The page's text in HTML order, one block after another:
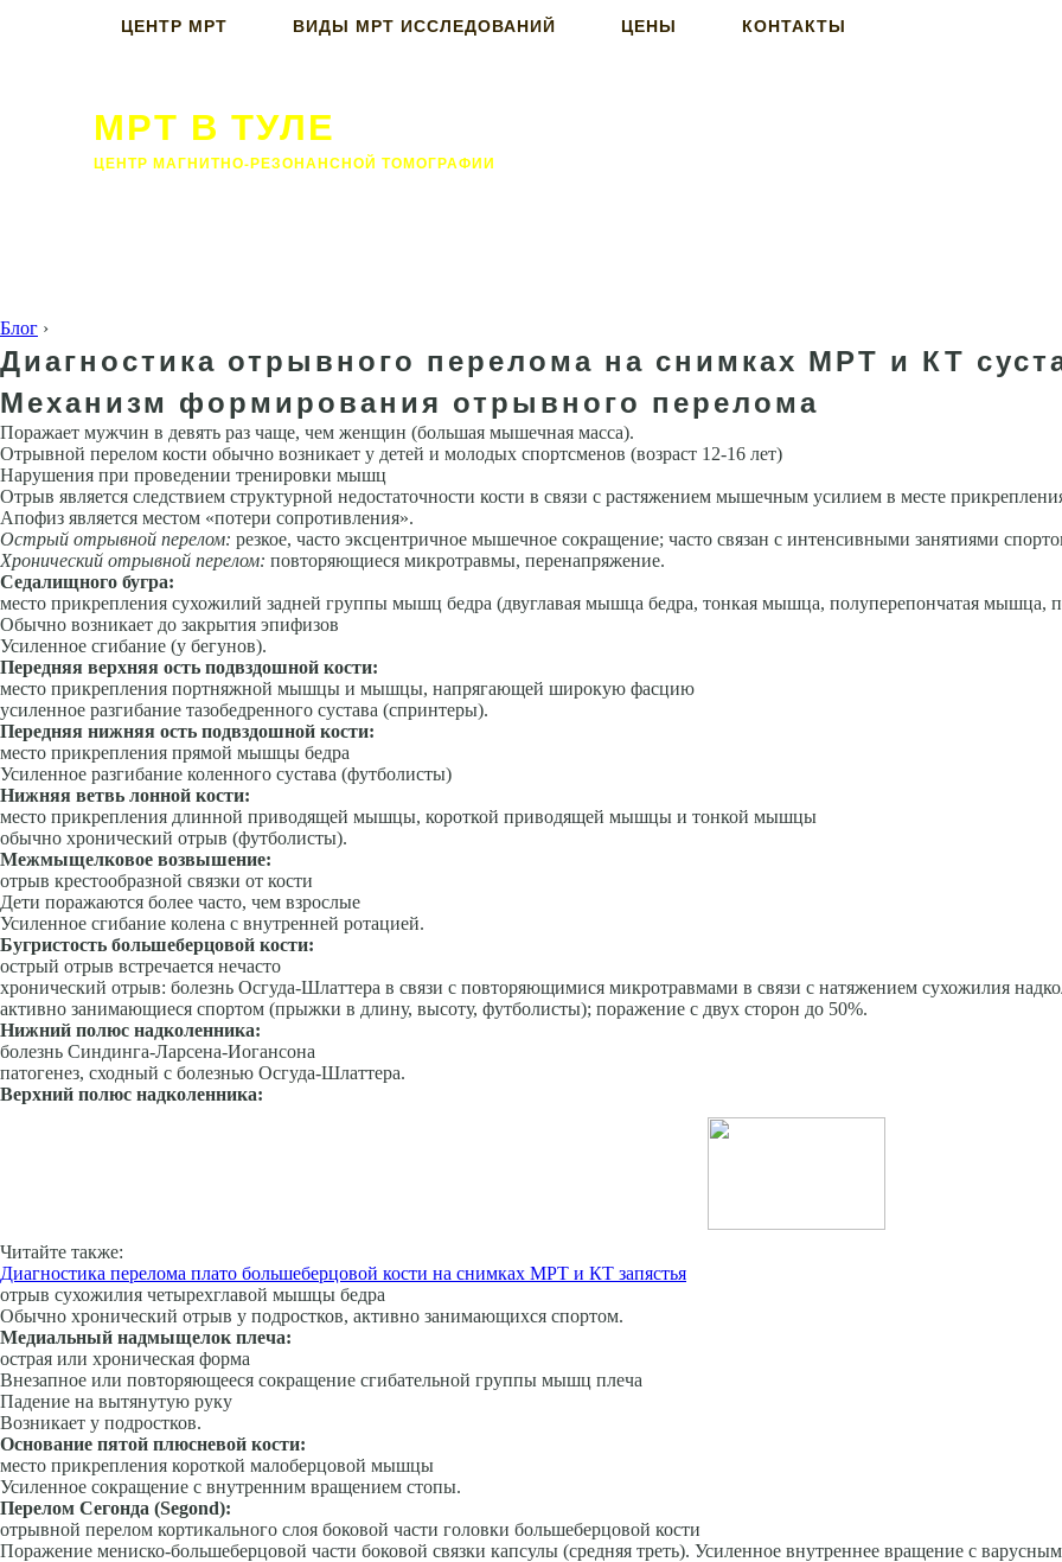
ЦЕНТР МРТ ВИДЫ МРТ ИССЛЕДОВАНИЙ ЦЕНЫ КОНТАКТЫ
МРТ В ТУЛЕ
ЦЕНТР МАГНИТНО-РЕЗОНАНСНОЙ ТОМОГРАФИИ
Блог ›
Диагностика отрывного перелома на снимках МРТ и КТ
Механизм формирования отрывного перелома
Поражает мужчин в девять раз чаще, чем женщин (большая мышечная масса).
Отрывной перелом кости обычно возникает у детей и молодых спортсменов (возраст 12-16 лет)
Нарушения при проведении тренировки мышц
Отрыв является следствием структурной недостаточности кости в связи с растяжением мышечным усилием в месте
Апофиз является местом «потери сопротивления».
Острый отрывной перелом: резкое, часто эксцентричное мышечное сокращение; часто связан с интенсивными занятиями
Хронический отрывной перелом: повторяющиеся микротравмы, перенапряжение.
Седалищного бугра:
место прикрепления сухожилий задней группы мышц бедра (двуглавая мышца бедра, тонкая мышца, полуперепончатая мышца,
Обычно возникает до закрытия эпифизов
Усиленное сгибание (у бегунов).
Передняя верхняя ость подвздошной кости:
место прикрепления портняжной мышцы и мышцы, напрягающей широкую фасцию
усиленное разгибание тазобедренного сустава (спринтеры).
Передняя нижняя ость подвздошной кости:
место прикрепления прямой мышцы бедра
Усиленное разгибание коленного сустава (футболисты)
Нижняя ветвь лонной кости:
место прикрепления длинной приводящей мышцы, короткой приводящей мышцы и тонкой мышцы
обычно хронический отрыв (футболисты).
Межмыщелковое возвышение:
отрыв крестообразной связки от кости
Дети поражаются более часто, чем взрослые
Усиленное сгибание колена с внутренней ротацией.
Бугристость большеберцовой кости:
острый отрыв встречается нечасто
хронический отрыв: болезнь Осгуда-Шлаттера в связи с повторяющимися микротравмами в связи с натяжением сухожилия
активно занимающиеся спортом (прыжки в длину, высоту, футболисты); поражение с двух сторон до 50%.
Нижний полюс надколенника:
болезнь Синдинга-Ларсена-Иогансона
патогенез, сходный с болезнью Осгуда-Шлаттера.
Верхний полюс надколенника:
Читайте также:
Диагностика перелома плато большеберцовой кости на снимках МРТ и КТ запястья
отрыв сухожилия четырехглавой мышцы бедра
Обычно хронический отрыв у подростков, активно занимающихся спортом.
Медиальный надмыщелок плеча:
острая или хроническая форма
Внезапное или повторяющееся сокращение сгибательной группы мышц плеча
Падение на вытянутую руку
Возникает у подростков.
Основание пятой плюсневой кости:
место прикрепления короткой малоберцовой мышцы
Усиленное сокращение с внутренним вращением стопы.
Перелом Сегонда (Segond):
отрывной перелом кортикального слоя боковой части головки большеберцовой кости
Поражение мениско-большеберцовой части боковой связки капсулы (средняя треть). Усиленное внутреннее вращение с